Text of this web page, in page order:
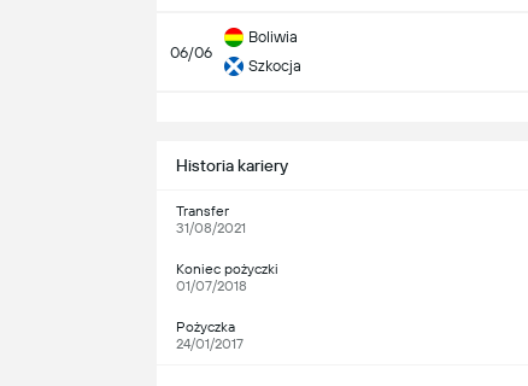
06/06
Boliwia
Szkocja
Historia kariery
Transfer
31/08/2021
Koniec pożyczki
01/07/2018
Pożyczka
24/01/2017